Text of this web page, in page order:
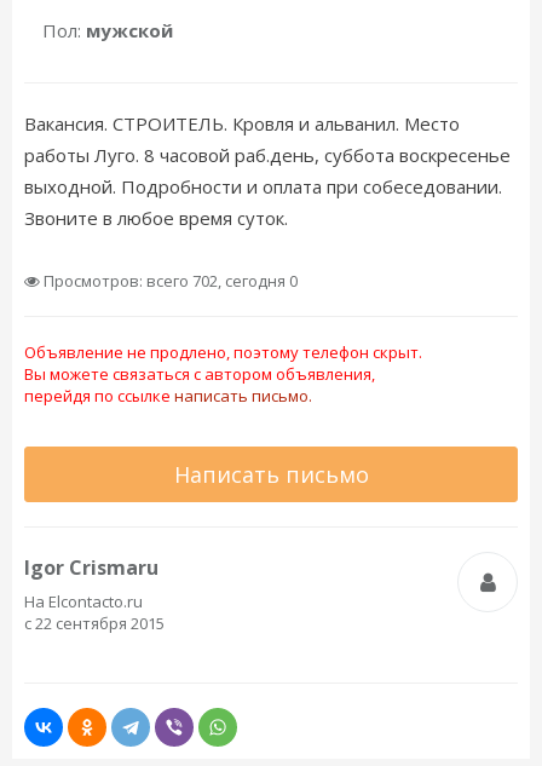
Пол: мужской
Вакансия. СТРОИТЕЛЬ. Кровля и альванил. Место
работы Луго. 8 часовой раб.день, суббота воскресенье
выходной. Подробности и оплата при собеседовании.
Звоните в любое время суток.
Просмотров: всего 702, сегодня 0
Объявление не продлено, поэтому телефон скрыт.
Вы можете связаться с автором объявления,
перейдя по ссылке написать письмо.
Написать письмо
Igor Crismaru
На Elcontacto.ru
с 22 сентября 2015